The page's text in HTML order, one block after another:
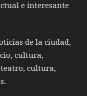
e interesante
de la ciudad,
cultura,
teatro, cultura,